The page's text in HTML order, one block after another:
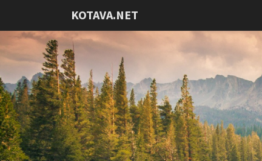
KOTAVA.NET